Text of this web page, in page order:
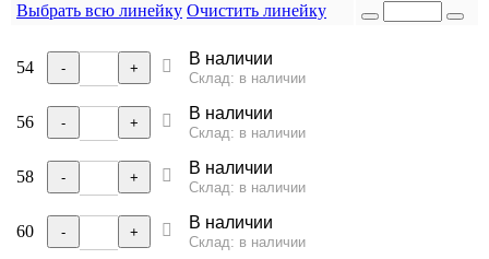
Выбрать всю линейку Очистить линейку
54 - + В наличии
Склад: в наличии
56 - + В наличии
Склад: в наличии
58 - + В наличии
Склад: в наличии
60 - + В наличии
Склад: в наличии